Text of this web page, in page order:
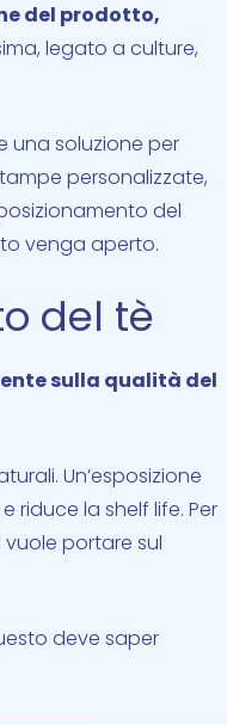
del prodotto,
legato a culture,
una soluzione per
personalizzate,
del
venga aperto.
del tè
sulla qualità del
Un’esposizione
la shelf life. Per
portare sul
deve saper